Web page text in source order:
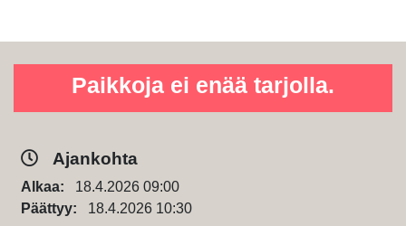
Paikkoja ei enää tarjolla.
Ajankohta
Alkaa: 18.4.2026 09:00
Päättyy: 18.4.2026 10:30